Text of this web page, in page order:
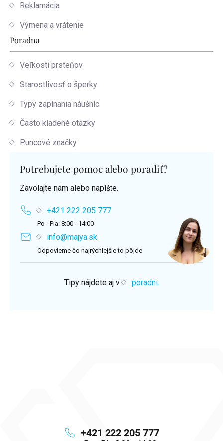
+421 222 205 777
Reklamácia
Výmena a vrátenie
Poradna
Veľkosti prsteňov
Starostlivosť o šperky
Typy zapínania náušníc
Často kladené otázky
Puncové značky
Potrebujete pomoc alebo poradiť?
Zavolajte nám alebo napíšte.
+421 222 205 777
Po - Pia: 8:00 - 14:00
info@majya.sk
Odpovieme čo najrýchlejšie to pôjde
Tipy nájdete aj v poradni.